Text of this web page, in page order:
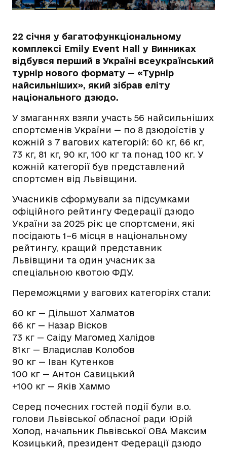
22 січня у багатофункціональному
комплексі Emily Event Hall у Винниках
відбувся перший в Україні всеукраїнський
турнір нового формату — «Турнір
найсильніших», який зібрав еліту
національного дзюдо.
У змаганнях взяли участь 56 найсильніших
спортсменів України — по 8 дзюдоїстів у
кожній з 7 вагових категорій: 60 кг, 66 кг,
73 кг, 81 кг, 90 кг, 100 кг та понад 100 кг. У
кожній категорії був представлений
спортсмен від Львівщини.
Учасників сформували за підсумками
офіційного рейтингу Федерації дзюдо
України за 2025 рік: це спортсмени, які
посідають 1–6 місця в національному
рейтингу, кращий представник
Львівщини та один учасник за
спеціальною квотою ФДУ.
Переможцями у вагових категоріях стали:
60 кг — Дільшот Халматов
66 кг — Назар Вісков
73 кг — Саіду Магомед Халідов
81кг — Владислав Колобов
90 кг — Іван Кутенков
100 кг — Антон Савицький
+100 кг — Яків Хаммо
Серед почесних гостей події були в.о.
голови Львівської обласної ради Юрій
Холод, начальник Львівської ОВА Максим
Козицький, президент Федерації дзюдо